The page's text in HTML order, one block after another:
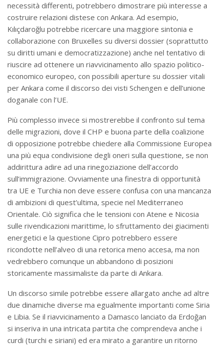
necessità differenti, potrebbero dimostrare più interesse a
costruire relazioni distese con Ankara. Ad esempio,
Kılıçdaroğlu potrebbe ricercare una maggiore sintonia e
collaborazione con Bruxelles su diversi dossier (soprattutto
su diritti umani e democratizzazione) anche nel tentativo di
riuscire ad ottenere un riavvicinamento allo spazio politico-
economico europeo, con possibili aperture su dossier vitali
per Ankara come il discorso dei visti Schengen e dell’unione
doganale con l’UE.
Più complesso invece si mostrerebbe il confronto sul tema
delle migrazioni, dove il CHP e buona parte della coalizione
di opposizione potrebbe chiedere alla Commissione Europea
una più equa condivisione degli oneri sulla questione, se non
addirittura adire ad una rinegoziazione dell’accordo
sull’immigrazione. Ovviamente una finestra di opportunità
tra UE e Turchia non deve essere confusa con una mancanza
di ambizioni di quest’ultima, specie nel Mediterraneo
Orientale. Ciò significa che le tensioni con Atene e Nicosia
sulle rivendicazioni marittime, lo sfruttamento dei giacimenti
energetici e la questione Cipro potrebbero essere
ricondotte nell’alveo di una retorica meno accesa, ma non
vedrebbero comunque un abbandono di posizioni
storicamente massimaliste da parte di Ankara.
Un discorso simile potrebbe essere allargato anche ad altre
due dinamiche diverse ma egualmente importanti come Siria
e Libia. Se il riavvicinamento a Damasco lanciato da Erdoğan
si inseriva in una intricata partita che comprendeva anche i
curdi (turchi e siriani) ed era mirato a garantire un ritorno